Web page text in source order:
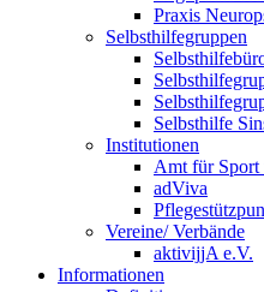
Praxis
Selbsthilfegruppen
Selbsthilfe
Institutionen
Amt für Sport
adViva
Vereine/ Verbände
aktivijjA e.V.
Informationen